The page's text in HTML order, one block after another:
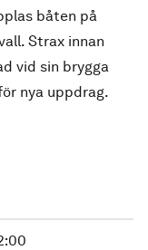
båten på
Strax innan
vid sin brygga
nya uppdrag.